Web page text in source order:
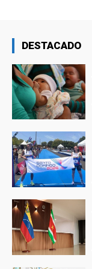
DESTACADO